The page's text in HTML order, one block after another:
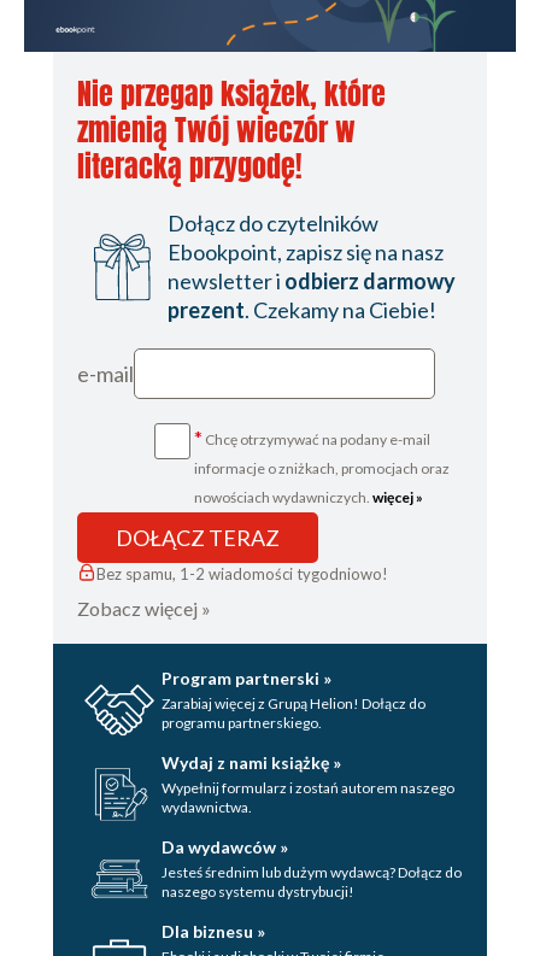
Nie przegap książek, które
zmienią Twój wieczór w
literacką przygodę!
Dołącz do czytelników
Ebookpoint, zapisz się na nasz
newsletter i odbierz darmowy
prezent. Czekamy na Ciebie!
e-mail
* Chcę otrzymywać na podany e-mail
informacje o zniżkach, promocjach oraz
nowościach wydawniczych. więcej »
DOŁĄCZ TERAZ
Bez spamu, 1-2 wiadomości tygodniowo!
Zobacz więcej »
Program partnerski »
Zarabiaj więcej z Grupą Helion! Dołącz do
programu partnerskiego.
Wydaj z nami książkę »
Wypełnij formularz i zostań autorem naszego
wydawnictwa.
Da wydawców »
Jesteś średnim lub dużym wydawcą? Dołącz do
naszego systemu dystrybucji!
Dla biznesu »